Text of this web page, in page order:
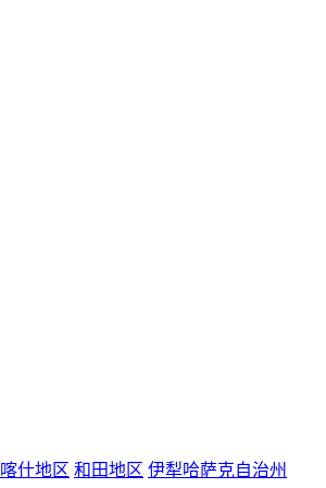
喀什地区 和田地区 伊犁哈萨克自治州